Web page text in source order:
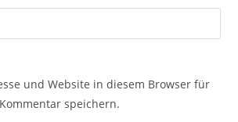
und Website in diesem Browser für
speichern.